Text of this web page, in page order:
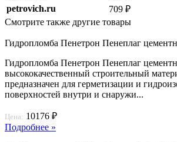
petrovich.ru
709 ₽
Смотрите также другие товары
Гидропломба Пенетрон Пенеплаг
Гидропломба Пенетрон Пенеплаг
высококачественный строительный
предназначен для герметизации и
поверхностей внутри и снаружи...
Цена: 10176 ₽
Подробнее »